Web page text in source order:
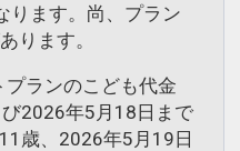
ります。尚、プラン
ります。
プランのこども代金
2026年5月18日まで
歳、2026年5月19日